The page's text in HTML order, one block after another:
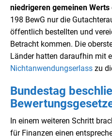
niedrigeren gemeinen Werts
198 BewG nur die
öffentlich bestellten und
Betracht kommen. Die
Länder hatten daraufhin mit
Nichtanwendungserlass zu
Bundestag
In einem weiteren Schritt
für Finanzen einen